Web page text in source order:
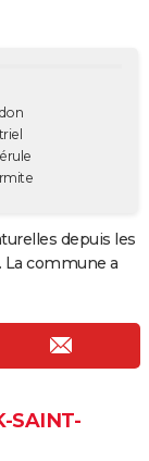
depuis les
La commune a
SAINT-